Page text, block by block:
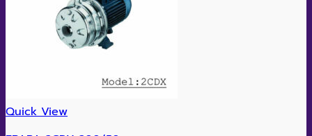
Quick View